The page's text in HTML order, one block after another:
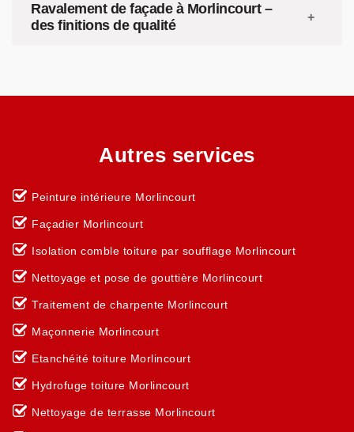
Ravalement de façade à Morlincourt –
des finitions de qualité
Autres services
Peinture intérieure Morlincourt
Façadier Morlincourt
Isolation comble toiture par soufflage Morlincourt
Nettoyage et pose de gouttière Morlincourt
Traitement de charpente Morlincourt
Maçonnerie Morlincourt
Etanchéité toiture Morlincourt
Hydrofuge toiture Morlincourt
Nettoyage de terrasse Morlincourt